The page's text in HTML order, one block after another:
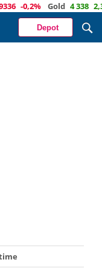
-0,2% Gold 4 338 2,3%
Depot